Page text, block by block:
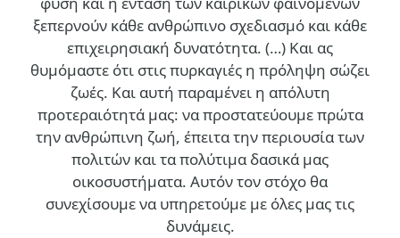
ξεπερνούν κάθε ανθρώπινο σχεδιασμό και κάθε
επιχειρησιακή δυνατότητα. (…) Και ας
θυμόμαστε ότι στις πυρκαγιές η πρόληψη σώζει
ζωές. Και αυτή παραμένει η απόλυτη
προτεραιότητά μας: να προστατεύουμε πρώτα
την ανθρώπινη ζωή, έπειτα την περιουσία των
πολιτών και τα πολύτιμα δασικά μας
οικοσυστήματα. Αυτόν τον στόχο θα
συνεχίσουμε να υπηρετούμε με όλες μας τις
δυνάμεις.